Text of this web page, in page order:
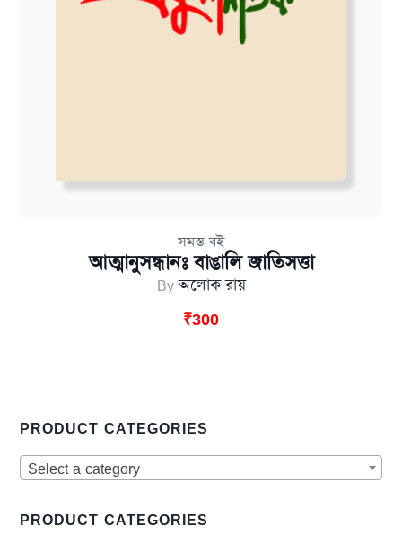
সমস্ত বই
আত্মানুসন্ধানঃ বাঙালি জাতিসত্তা
Byঅলোক রায়
₹300
PRODUCT CATEGORIES
Select a category
PRODUCT CATEGORIES